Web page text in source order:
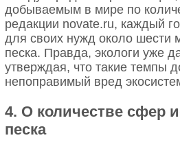
добываемым в мире по
редакции novate.ru, каждый
для своих нужд около шести
песка. Правда, экологи уже
утверждая, что такие темпы
непоправимый вред
4. О количестве сфер
песка